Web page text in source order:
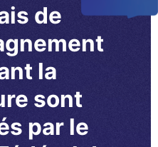
de
la
sont
par le